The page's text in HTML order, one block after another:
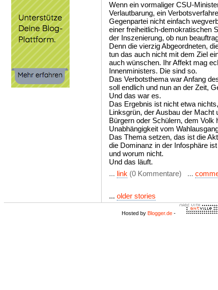
Wenn ein vormaliger CSU-
Verlautbarung, ein
Gegenpartei nicht einfach
einer freiheitlich-demokratischen
der Inszenierung, ob nun
Denn die vierzig Abgeordneten,
tun das auch nicht mit dem Ziel
auch wünschen. Ihr Affekt mag
Innenministers. Die sind so.
Das Verbotsthema war Anfang
soll endlich und nun an der Zeit,
Und das war es.
Das Ergebnis ist nicht etwa
Linksgrün, der Ausbau der Macht
Bürgern oder Schülern, dem Volk
Unabhängigkeit vom
Das Thema setzen, das ist die
die Dominanz in der Infosphäre
und worum nicht.
Und das läuft.
... link (0 Kommentare) ...
... older stories
Hosted by Blogger.de -